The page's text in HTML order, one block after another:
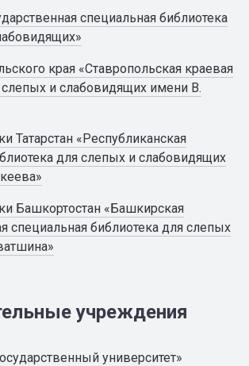
специальная библиотека
края «Ставропольская краевая
слепых и слабовидящих имени В.
Татарстан «Республиканская
для слепых и слабовидящих
Башкортостан «Башкирская
специальная библиотека для слепых
учреждения
университет»